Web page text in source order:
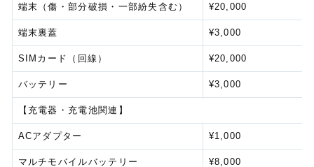
端末（傷・部分破損・一部紛失含む） ¥20,000
端末裏蓋 ¥3,000
SIMカード（回線） ¥20,000
バッテリー ¥3,000
【充電器・充電池関連】
ACアダプター ¥1,000
マルチモバイルバッテリー ¥8,000